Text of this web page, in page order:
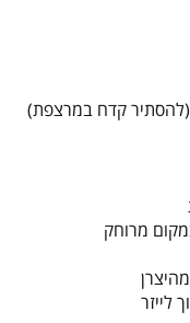
מרוחק
לייזר